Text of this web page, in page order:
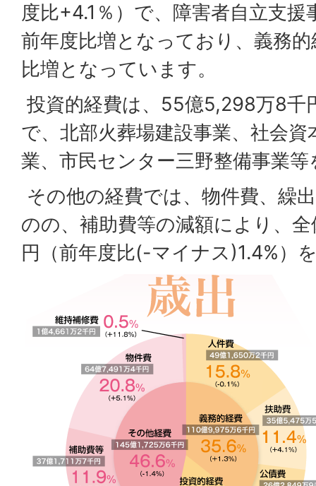
度比+4.1％）で、障害者自立支
前年度比増となっており、義務
比増となっています。
投資的経費は、55億5,298万8千
で、北部火葬場建設事業、社会資
業、市民センター三野整備事業
その他の経費では、物件費、繰
のの、補助費等の減額により、
円（前年度比(-マイナス)1.4%）